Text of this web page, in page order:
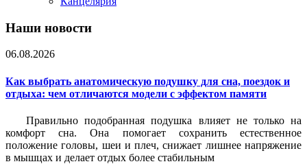
Наши новости
06.08.2026
Как выбрать анатомическую подушку для сна, поездок и
отдыха: чем отличаются модели с эффектом памяти
Правильно подобранная подушка влияет не только на
комфорт сна. Она помогает сохранить естественное
положение головы, шеи и плеч, снижает лишнее напряжение
в мышцах и делает отдых более стабильным